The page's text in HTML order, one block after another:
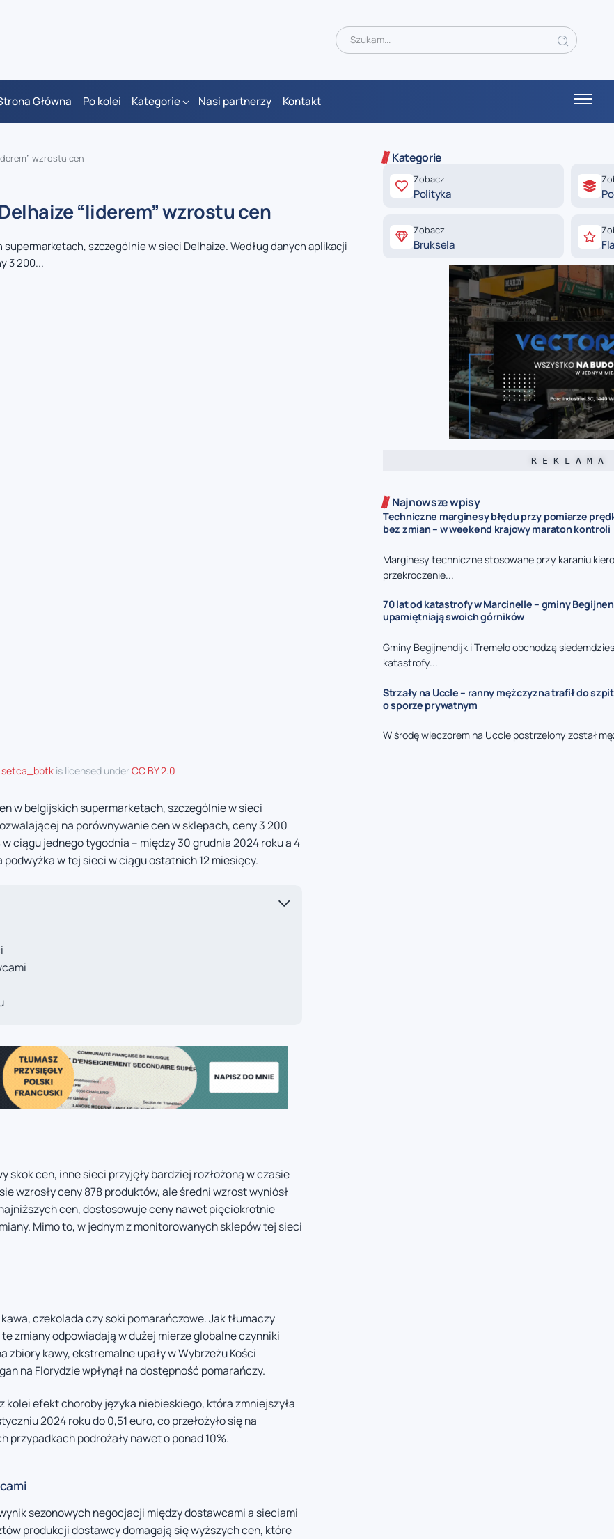
Główna Po kolei Kategorie Nasi partnerzy Kontakt
wzrostu cen
“liderem” wzrostu cen
szczególnie w sieci Delhaize. Według danych aplikacji
3 200...
setca_bbtkis licensed underCC BY 2.0
w belgijskich supermarketach, szczególnie w sieci
na porównywanie cen w sklepach, ceny 3 200
ciągu jednego tygodnia – między 30 grudnia 2024 roku a 4
w tej sieci w ciągu ostatnich 12 miesięcy.
skok cen, inne sieci przyjęły bardziej rozłożoną w czasie
wzrosły ceny 878 produktów, ale średni wzrost wyniósł
cen, dostosowuje ceny nawet pięciokrotnie
Mimo to, w jednym z monitorowanych sklepów tej sieci
czekolada czy soki pomarańczowe. Jak tłumaczy
zmiany odpowiadają w dużej mierze globalne czynniki
zbiory kawy, ekstremalne upały w Wybrzeżu Kości
na Florydzie wpłynął na dostępność pomarańczy.
efekt choroby języka niebieskiego, która zmniejszyła
2024 roku do 0,51 euro, co przełożyło się na
podrożały nawet o ponad 10%.
sezonowych negocjacji między dostawcami a sieciami
produkcji dostawcy domagają się wyższych cen, które
Kategorie
Zobacz
Polityka
Zobacz
Bruksela
R E K L A M A
Najnowsze wpisy
Techniczne marginesy błędu przy pomiarze
bez zmian – w weekend krajowy maraton kontroli
Marginesy techniczne stosowane przy karaniu
przekroczenie...
70 lat od katastrofy w Marcinelle – gminy
upamiętniają swoich górników
Gminy Begijnendijk i Tremelo obchodzą
katastrofy...
Strzały na Uccle – ranny mężczyzna trafił do
o sporze prywatnym
W środę wieczorem na Uccle postrzelony został